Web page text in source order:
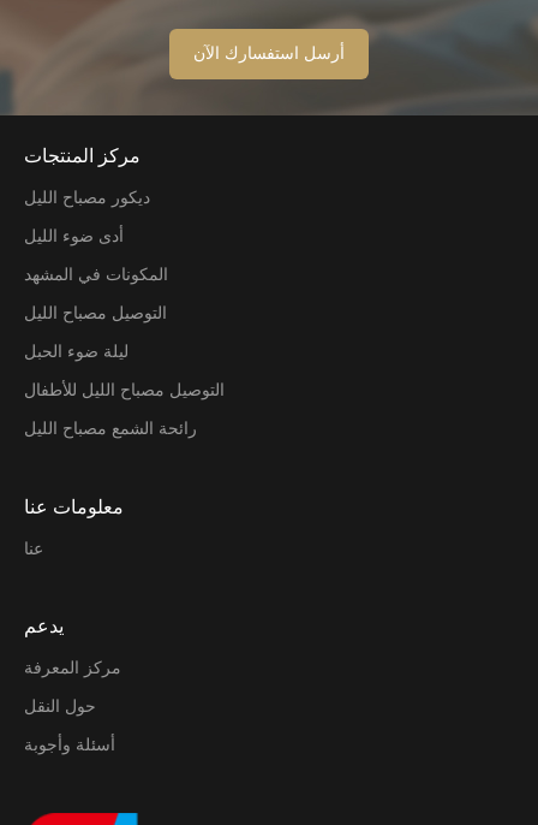
مركز المنتجات
ديكور مصباح الليل
أدى ضوء الليل
المكونات في المشهد
التوصيل مصباح الليل
ليلة ضوء الحبل
التوصيل مصباح الليل للأطفال
رائحة الشمع مصباح الليل
معلومات عنا
عنا
يدعم
مركز المعرفة
حول النقل
أسئلة وأجوبة